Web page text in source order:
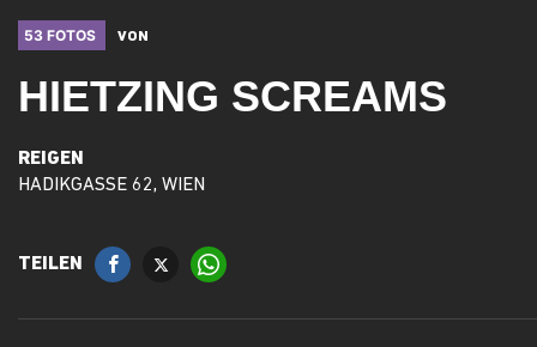
53 FOTOS VON
HIETZING SCREAMS
REIGEN
HADIKGASSE 62, WIEN
TEILEN